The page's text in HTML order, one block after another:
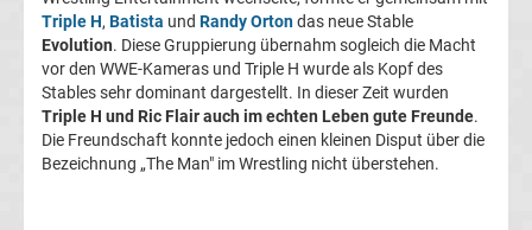
Rennkalender
Transfergerüchte
WWE
Triple H, Batista und Randy Ortondas neue Stable
Evolution. Diese Gruppierung übernahm sogleich die Macht
vor den WWE-Kameras und Triple H wurde als Kopf des
Stables sehr dominant dargestellt. In dieser Zeit wurden
Triple H und Ric Flair auch im echten Leben gute Freunde.
Die Freundschaft konnte jedoch einen kleinen Disput über die
Bezeichnung „The Man" im Wrestling nicht überstehen.